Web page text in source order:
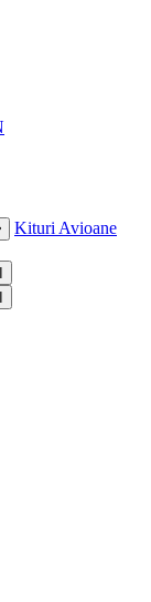
Kituri Avioane